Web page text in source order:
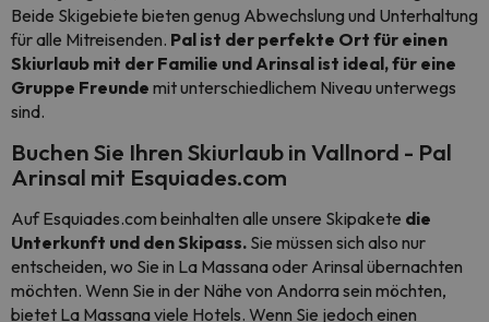
Beide Skigebiete bieten genug Abwechslung und Unterhaltung
für alle Mitreisenden. Pal ist der perfekte Ort für einen
Skiurlaub mit der Familie und Arinsal ist ideal, für eine
Gruppe Freunde mit unterschiedlichem Niveau unterwegs
sind.
Buchen Sie Ihren Skiurlaub in Vallnord - Pal
Arinsal mit Esquiades.com
Auf Esquiades.com beinhalten alle unsere Skipakete die
Unterkunft und den Skipass. Sie müssen sich also nur
entscheiden, wo Sie in La Massana oder Arinsal übernachten
möchten. Wenn Sie in der Nähe von Andorra sein möchten,
bietet La Massana viele Hotels. Wenn Sie jedoch einen